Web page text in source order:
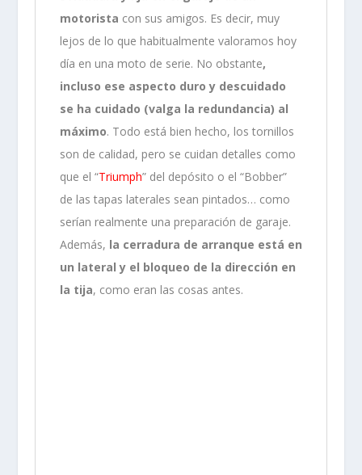
motorista con sus amigos. Es decir, muy
lejos de lo que habitualmente valoramos hoy
día en una moto de serie. No obstante,
incluso ese aspecto duro y descuidado
se ha cuidado (valga la redundancia) al
máximo. Todo está bien hecho, los tornillos
son de calidad, pero se cuidan detalles como
que el “Triumph” del depósito o el “Bobber”
de las tapas laterales sean pintados… como
serían realmente una preparación de garaje.
Además, la cerradura de arranque está en
un lateral y el bloqueo de la dirección en
la tija, como eran las cosas antes.